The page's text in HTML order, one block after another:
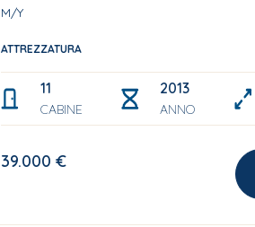
M/Y
ATTREZZATURA
11
CABINE
2013
ANNO
39.000 €